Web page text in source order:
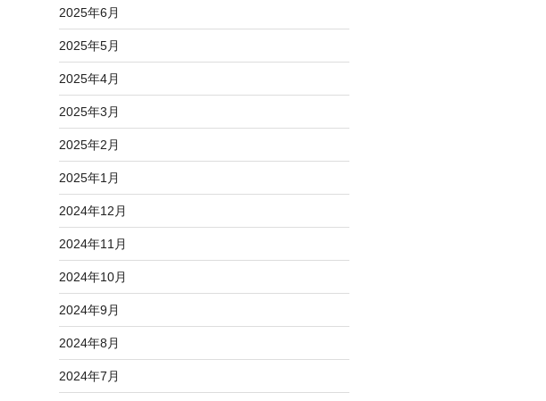
2025年6月
2025年5月
2025年4月
2025年3月
2025年2月
2025年1月
2024年12月
2024年11月
2024年10月
2024年9月
2024年8月
2024年7月